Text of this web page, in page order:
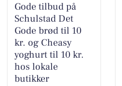
Gode tilbud på
Schulstad Det
Gode brød til 10
kr. og Cheasy
yoghurt til 10 kr.
hos lokale
butikker